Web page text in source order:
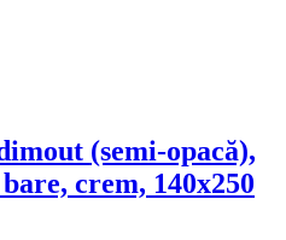
(semi-opacă),
crem, 140x250